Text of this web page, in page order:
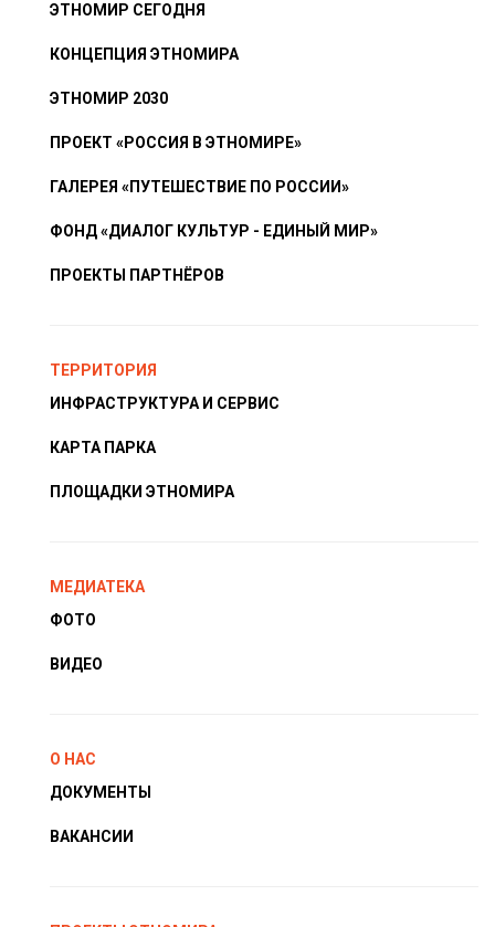
ЭТНОМИР СЕГОДНЯ
КОНЦЕПЦИЯ ЭТНОМИРА
ЭТНОМИР 2030
ПРОЕКТ «РОССИЯ В ЭТНОМИРЕ»
ГАЛЕРЕЯ «ПУТЕШЕСТВИЕ ПО РОССИИ»
ФОНД «ДИАЛОГ КУЛЬТУР - ЕДИНЫЙ МИР»
ПРОЕКТЫ ПАРТНЁРОВ
ТЕРРИТОРИЯ
ИНФРАСТРУКТУРА И СЕРВИС
КАРТА ПАРКА
ПЛОЩАДКИ ЭТНОМИРА
МЕДИАТЕКА
ФОТО
ВИДЕО
О НАС
ДОКУМЕНТЫ
ВАКАНСИИ